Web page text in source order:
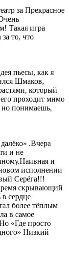
за Прекрасное
Такая игра
то, что
пьесы, как я
Шмаков,
который
проходит мимо
понимаешь,
.Вчера
и не
и
исполнении
Серёга!!!
скрывающий
сердце
более тёплым
в самое
«Где просто
Низкий